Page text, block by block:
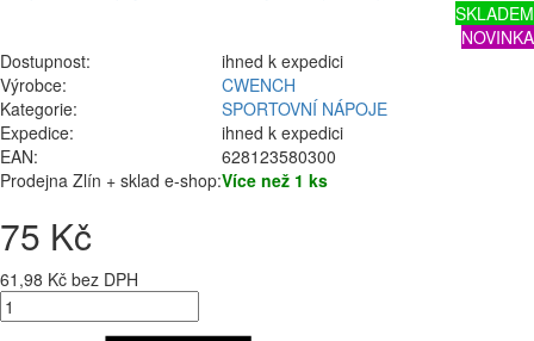
SKLADEM
NOVINKA
Dostupnost:
ihned k expedici
Výrobce:
CWENCH
Kategorie:
SPORTOVNÍ NÁPOJE
Expedice:
ihned k expedici
EAN:
628123580300
Prodejna Zlín + sklad e-shop:Více než 1 ks
75 Kč
61,98 Kč bez DPH